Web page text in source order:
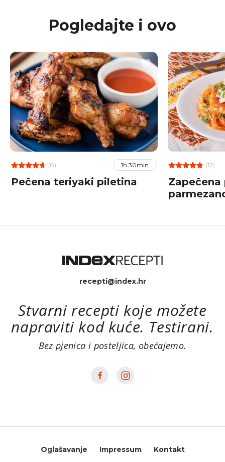
Pogledajte i ovo
(8) 1h 30min
Pečena teriyaki piletina
(12)
recepti@index.hr
Stvarni recepti koje možete
napraviti kod kuće. Testirani.
Bez pjenica i posteljica, obećajemo.
Oglašavanje Impressum Kontakt